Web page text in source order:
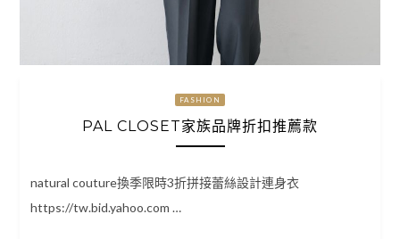
FASHION
PAL CLOSET家族品牌折扣推薦款
natural couture換季限時3折拼接蕾絲設計連身衣
https://tw.bid.yahoo.com …